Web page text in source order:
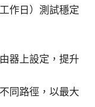
作日）測試穩定
器上設定，提升
同路徑，以最大